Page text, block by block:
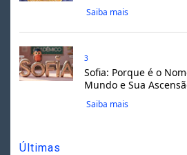
Saiba mais
3
Sofia: Porque é o
Mundo e Sua
Saiba mais
Últimas